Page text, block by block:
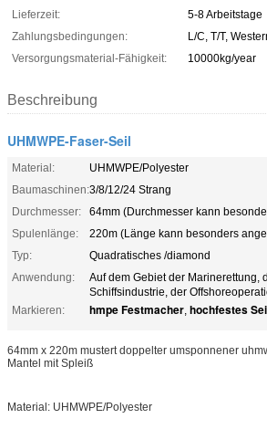
Lieferzeit:
5-8 Arbeitstage
Zahlungsbedingungen:
L/C, T/T,
Versorgungsmaterial-Fähigkeit:
10000kg/year
Beschreibung
UHMWPE-Faser-Seil
Material:
UHMWPE/Polyester
Baumaschinen:3/8/12/24 Strang
Durchmesser:
64mm (Durchmesser kann
Spulenlänge:
220m (Länge kann besonders
Typ:
Quadratisches /diamond
Anwendung:
Auf dem Gebiet der Marinerettung,
Schiffsindustrie, der
Markieren:
hmpe Festmacher, hochfestes
64mm x 220m mustert doppelter umsponnener
Mantel mit Spleiß
Material: UHMWPE/Polyester